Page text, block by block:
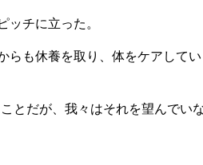
チに立った。
も休養を取り、体をケアして
だが、我々はそれを望んでい